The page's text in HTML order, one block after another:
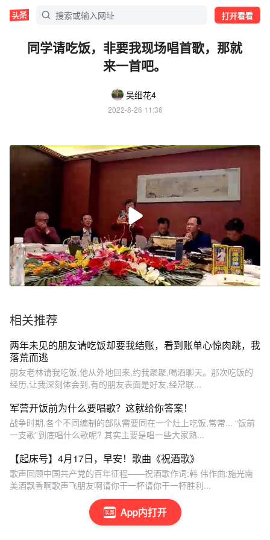
打开看看
App内打开
同学请吃饭，非要我现场唱首歌，那就
来一首吧。
吴细花4
2022-8-26 11:36
相关推荐
两年未见的朋友请吃饭却要我结账，看到账单心惊肉跳，我
落荒而逃
朋友老林请我吃饭,他从外地回来,约我聚聚,喝酒聊天。那次吃饭的
经历,让我深刻体会到,有的朋友表面是好友,经常联...
军营开饭前为什么要唱歌？这就给你答案！
战争时期,各个不同编制的部队需要同在一个灶上吃饭,常常... “饭前
一支歌”到底唱什么歌呢? 其实主要是唱一些大家熟...
【起床号】4月17日，早安！歌曲《祝酒歌》
歌声回顾中国共产党的百年征程——祝酒歌作词:韩 伟作曲:施光南
美酒飘香啊歌声飞朋友啊请你干一杯请你干一杯胜利...